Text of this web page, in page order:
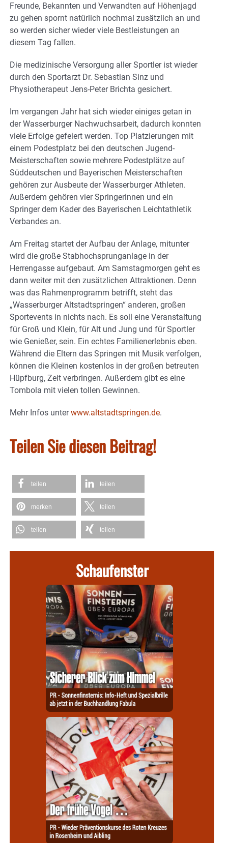
Freunde, Bekannten und Verwandten auf Höhenjagd
zu gehen spornt natürlich nochmal zusätzlich an und
so werden sicher wieder viele Bestleistungen an
diesem Tag fallen.
Die medizinische Versorgung aller Sportler ist wieder
durch den Sportarzt Dr. Sebastian Sinz und
Physiotherapeut Jens-Peter Brichta gesichert.
Im vergangen Jahr hat sich wieder einiges getan in
der Wasserburger Nachwuchsarbeit, dadurch konnten
viele Erfolge gefeiert werden. Top Platzierungen mit
einem Podestplatz bei den deutschen Jugend-
Meisterschaften sowie mehrere Podestplätze auf
Süddeutschen und Bayerischen Meisterschaften
gehören zur Ausbeute der Wasserburger Athleten.
Außerdem gehören vier Springerinnen und ein
Springer dem Kader des Bayerischen Leichtathletik
Verbandes an.
Am Freitag startet der Aufbau der Anlage, mitunter
wird die große Stabhochsprunganlage in der
Herrengasse aufgebaut. Am Samstagmorgen geht es
dann weiter mit den zusätzlichen Attraktionen. Denn
was das Rahmenprogramm betrifft, steht das
„Wasserburger Altstadtspringen“ anderen, großen
Sportevents in nichts nach. Es soll eine Veranstaltung
für Groß und Klein, für Alt und Jung und für Sportler
wie Genießer, sein. Ein echtes Familienerlebnis eben.
Während die Eltern das Springen mit Musik verfolgen,
können die Kleinen kostenlos in der großen betreuten
Hüpfburg, Zeit verbringen. Außerdem gibt es eine
Tombola mit vielen tollen Gewinnen.
Mehr Infos unterwww.altstadtspringen.de.
Teilen Sie diesen Beitrag!
teilen teilen
merken teilen
teilen teilen
Schaufenster